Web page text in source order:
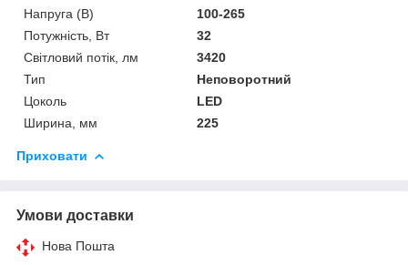
Напруга (В)
100-265
Потужність, Вт
32
Світловий потік, лм
3420
Тип
Неповоротний
Цоколь
LED
Ширина, мм
225
Приховати
Умови доставки
Нова Пошта